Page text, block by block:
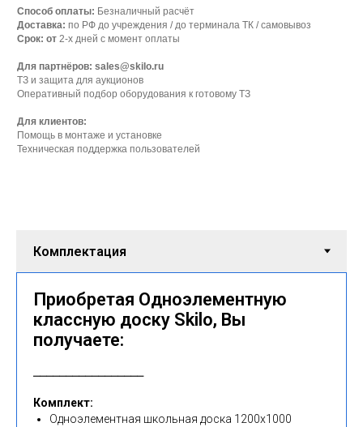
Способ оплаты: Безналичный расчёт
Доставка: по РФ до учреждения / до терминала ТК / самовывоз
Срок: от2-х дней с момент оплаты
Для партнёров: sales@skilo.ru
ТЗ и защита для аукционов
Оперативный подбор оборудования к готовому ТЗ
Для клиентов:
Помощь в монтаже и установке
Техническая поддержка пользователей
Приобретая Одноэлементную
классную доску Skilo, Вы
получаете:
Комплект:
Одноэлементная школьная доска 1200x1000